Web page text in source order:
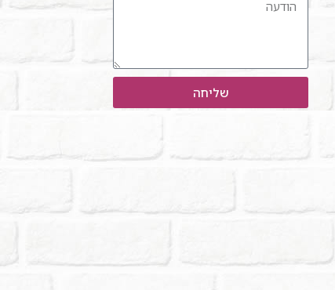
שליחה